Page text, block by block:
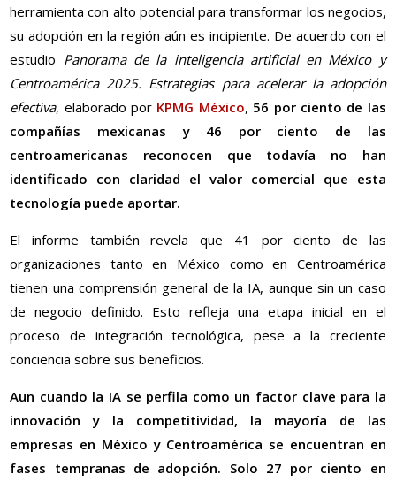
herramienta con alto potencial para transformar los negocios,
su adopción en la región aún es incipiente. De acuerdo con el
estudio Panorama de la inteligencia artificial en México y
Centroamérica 2025. Estrategias para acelerar la adopción
efectiva, elaborado por KPMG México, 56 por ciento de las
compañías mexicanas y 46 por ciento de las
centroamericanas reconocen que todavía no han
identificado con claridad el valor comercial que esta
tecnología puede aportar.
El informe también revela que 41 por ciento de las
organizaciones tanto en México como en Centroamérica
tienen una comprensión general de la IA, aunque sin un caso
de negocio definido. Esto refleja una etapa inicial en el
proceso de integración tecnológica, pese a la creciente
conciencia sobre sus beneficios.
Aun cuando la IA se perfila como un factor clave para la
innovación y la competitividad, la mayoría de las
empresas en México y Centroamérica se encuentran en
fases tempranas de adopción. Solo 27 por ciento en